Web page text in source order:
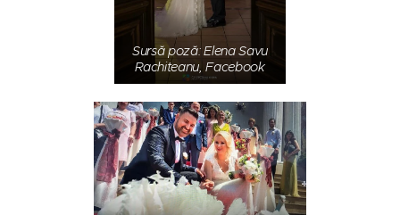
Sursă poză: Elena Savu
Rachiteanu, Facebook